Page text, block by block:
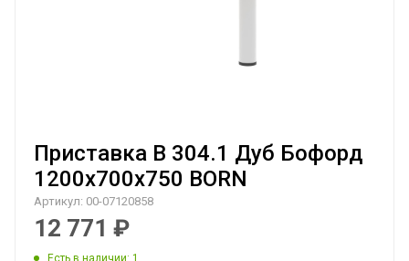
Приставка B 304.1 Дуб Бофорд
1200х700х750 BORN
Артикул: 00-07120858
12 771 ₽
Есть в наличии: 1